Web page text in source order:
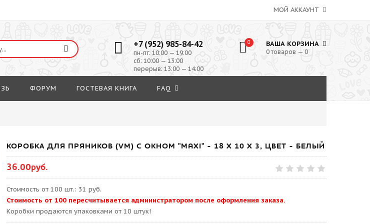
МОЙ АККАУНТ
+7 (952) 985-84-42
пн-пт: 10:00 — 19:00
сб: 10:00 — 13:00
перерыв: 13:00 — 14:00
0 ВАША КОРЗИНА
0 товаров — 0
ФОРУМ ГОСТЕВАЯ КНИГА FAQ
КОРОБКА ДЛЯ ПРЯНИКОВ (VM) С ОКНОМ "MAXI" - 18 Х 10 Х 3, ЦВЕТ - БЕЛЫЙ
36.00руб.
Стоимость от 100 шт.: 31 руб.
Стоимость от 100 пересчитывается администратором после оформления заказа.
Kоробки продаются упаковками от 10 штук!